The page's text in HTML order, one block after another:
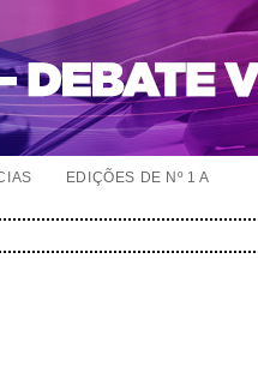
EDIÇÕES DE Nº 1 A